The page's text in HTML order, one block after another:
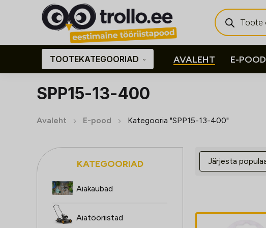
Products
search
TOOTEKATEGOORIAD AVALEHT E-POOD
SPP15-13-400
Avaleht E-pood Kategooria "SPP15-13-400"
KATEGOORIAD
Aiakaubad
Aiatööriistad